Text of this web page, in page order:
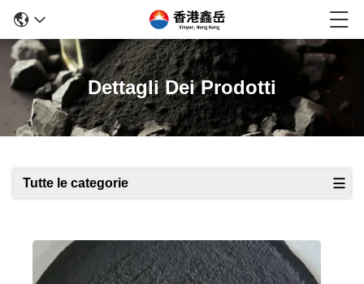
Dettagli Dei Prodotti
Tutte le categorie